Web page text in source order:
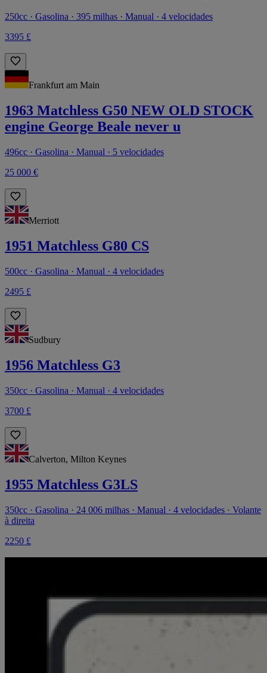
250cc · Gasolina · 395 milhas · Manual · 4 velocidades
3395 £
Frankfurt am Main
1963 Matchless G50 NEW OLD STOCK
engine George Beale never u
496cc · Gasolina · Manual · 5 velocidades
25 000 €
Merriott
1951 Matchless G80 CS
500cc · Gasolina · Manual · 4 velocidades
2495 £
Sudbury
1956 Matchless G3
350cc · Gasolina · Manual · 4 velocidades
3700 £
Calverton, Milton Keynes
1955 Matchless G3LS
350cc · Gasolina · 24 006 milhas · Manual · 4 velocidades · Volante
à direita
2250 £